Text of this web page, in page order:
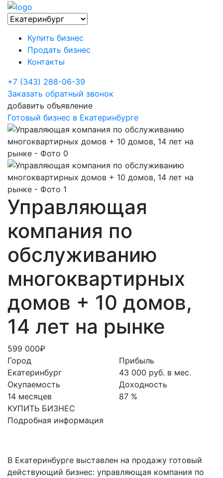
Купить бизнес
Продать бизнес
Контакты
+7 (343) 288-06-39
Заказать обратный звонок
добавить объявление
Готовый бизнес в Екатеринбурге
Управляющая
компания по
обслуживанию
многоквартирных
домов + 10 домов,
14 лет на рынке
599 000₽
Город
Екатеринбург
Окупаемость
14 месяцев
КУПИТЬ БИЗНЕС
Прибыль
43 000 руб. в мес.
Доходность
87 %
Подробная информация
В Екатеринбурге выставлен на продажу готовый
действующий бизнес: управляющая компания по